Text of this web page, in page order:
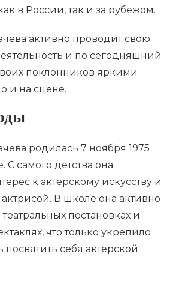
в России, так и за рубежом.
активно проводит свою
и по сегодняшний
поклонников яркими
и на сцене.
родилась 7 ноября 1975
С самого детства она
к актерскому искусству и
актрисой. В школе она активно
театральных постановках и
что только укрепило
себя актерской